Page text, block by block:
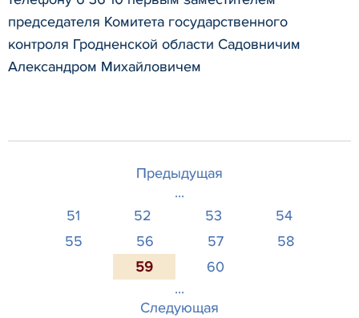
председателя Комитета государственного
контроля Гродненской области Садовничим
Александром Михайловичем
Предыдущая
...
51
52 53
54
55
56 57
58
59
60
...
Следующая